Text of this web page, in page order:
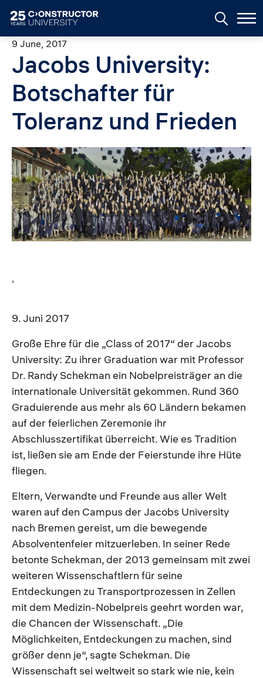
9 June, 2017
Jacobs University:
Botschafter für
Toleranz und Frieden
Image
9. Juni 2017
Große Ehre für die „Class of 2017“ der Jacobs
University: Zu ihrer Graduation war mit Professor
Dr. Randy Schekman ein Nobelpreisträger an die
internationale Universität gekommen. Rund 360
Graduierende aus mehr als 60 Ländern bekamen
auf der feierlichen Zeremonie ihr
Abschlusszertifikat überreicht. Wie es Tradition
ist, ließen sie am Ende der Feierstunde ihre Hüte
fliegen.
Eltern, Verwandte und Freunde aus aller Welt
waren auf den Campus der Jacobs University
nach Bremen gereist, um die bewegende
Absolventenfeier mitzuerleben. In seiner Rede
betonte Schekman, der 2013 gemeinsam mit zwei
weiteren Wissenschaftlern für seine
Entdeckungen zu Transportprozessen in Zellen
mit dem Medizin-Nobelpreis geehrt worden war,
die Chancen der Wissenschaft. „Die
Möglichkeiten, Entdeckungen zu machen, sind
größer denn je“, sagte Schekman. Die
Wissenschaft sei weltweit so stark wie nie, kein